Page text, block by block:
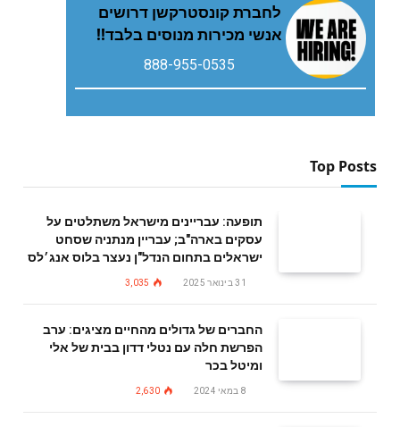
לחברת קונסטרקשן דרושים
אנשי מכירות מנוסים בלבד!!
888-955-0535
Top Posts
תופעה: עבריינים מישראל משתלטים על
עסקים בארה"ב; עבריין מנתניה שסחט
ישראלים בתחום הנדל"ן נעצר בלוס אנג׳לס
31 בינואר 2025 3,035
החברים של גדולים מהחיים מציגים: ערב
הפרשת חלה עם נטלי דדון בבית של אלי
ומיטל בכר
8 במאי 2024 2,630